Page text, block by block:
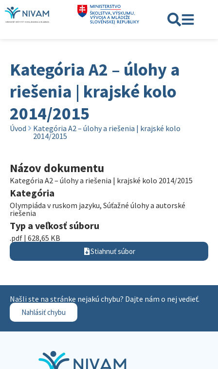
Kategória A2 – úlohy a
riešenia | krajské kolo
2014/2015
Úvod
Kategória A2 – úlohy a riešenia | krajské kolo
2014/2015
Názov dokumentu
Kategória A2 – úlohy a riešenia | krajské kolo 2014/2015
Kategória
Olympiáda v ruskom jazyku, Súťažné úlohy a autorské
riešenia
Typ a veľkosť súboru
.pdf | 628,65 KB
Stiahnuť súbor
Našli ste na stránke nejakú chybu? Dajte nám o nej vedieť.
Nahlásiť chybu